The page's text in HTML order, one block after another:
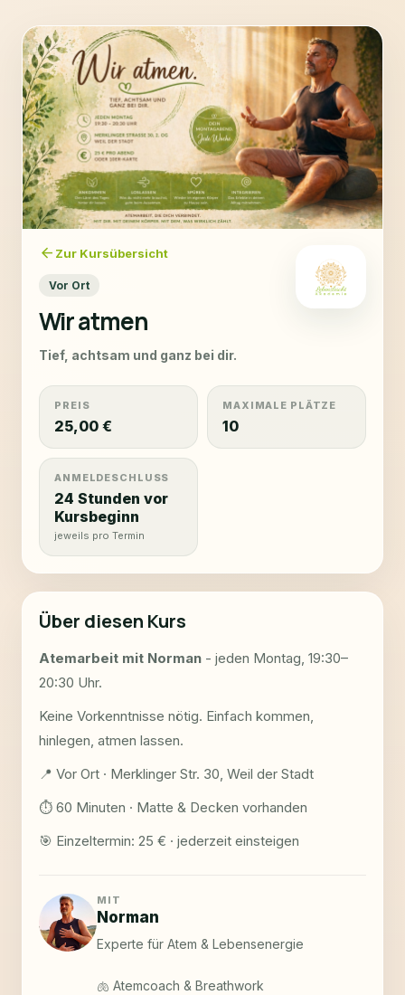
arrow_back Zur Kursübersicht
Vor Ort
Wir atmen
Tief, achtsam und ganz bei dir.
PREIS
25,00 €
MAXIMALE PLÄTZE
10
ANMELDESCHLUSS
24 Stunden vor
Kursbeginn
jeweils pro Termin
Über diesen Kurs
Atemarbeit mit Norman - jeden Montag, 19:30–
20:30 Uhr.
Keine Vorkenntnisse nötig. Einfach kommen,
hinlegen, atmen lassen.
📍 Vor Ort · Merklinger Str. 30, Weil der Stadt
⏱ 60 Minuten · Matte & Decken vorhanden
🎯 Einzeltermin: 25 € · jederzeit einsteigen
MIT
Norman
Experte für Atem & Lebensenergie
🫁 Atemcoach & Breathwork